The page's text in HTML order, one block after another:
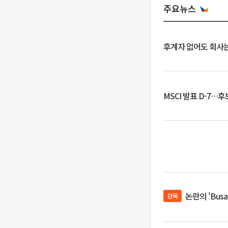
주요뉴스
후계자 없어도 회사
MSCI 발표 D-7…후
단독 논란의